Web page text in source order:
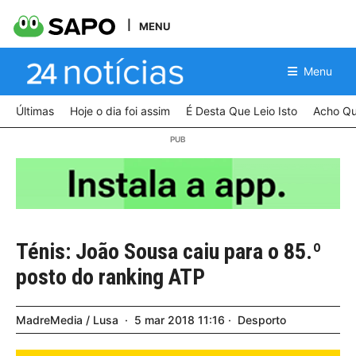
MENU
Menu
Últimas Hoje o dia foi assim É Desta Que Leio Isto Acho
Ténis: João Sousa caiu para o 85.º
posto do ranking ATP
MadreMedia / Lusa 5 mar 2018 11:16 Desporto